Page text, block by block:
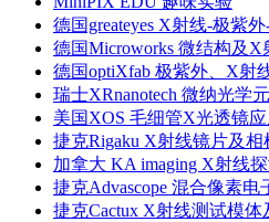
德国greateyes X射线-极紫
德国Microworks 微结构及X
德国optiXfab 极紫外、X射
瑞士XRnanotech 微纳光学
美国XOS 毛细管X光透镜应
捷克Rigaku X射线镜片及相
加拿大 KA imaging X射线
捷克Advascope 混合像素电
捷克Cactux X射线测试模体